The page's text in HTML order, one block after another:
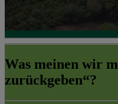
Was meinen wir
zurückgeben“?